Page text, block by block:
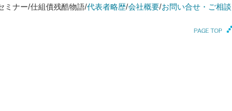
ミナー/仕組債残酷物語/代表者略歴/会社概要/お問い合せ・ご相談